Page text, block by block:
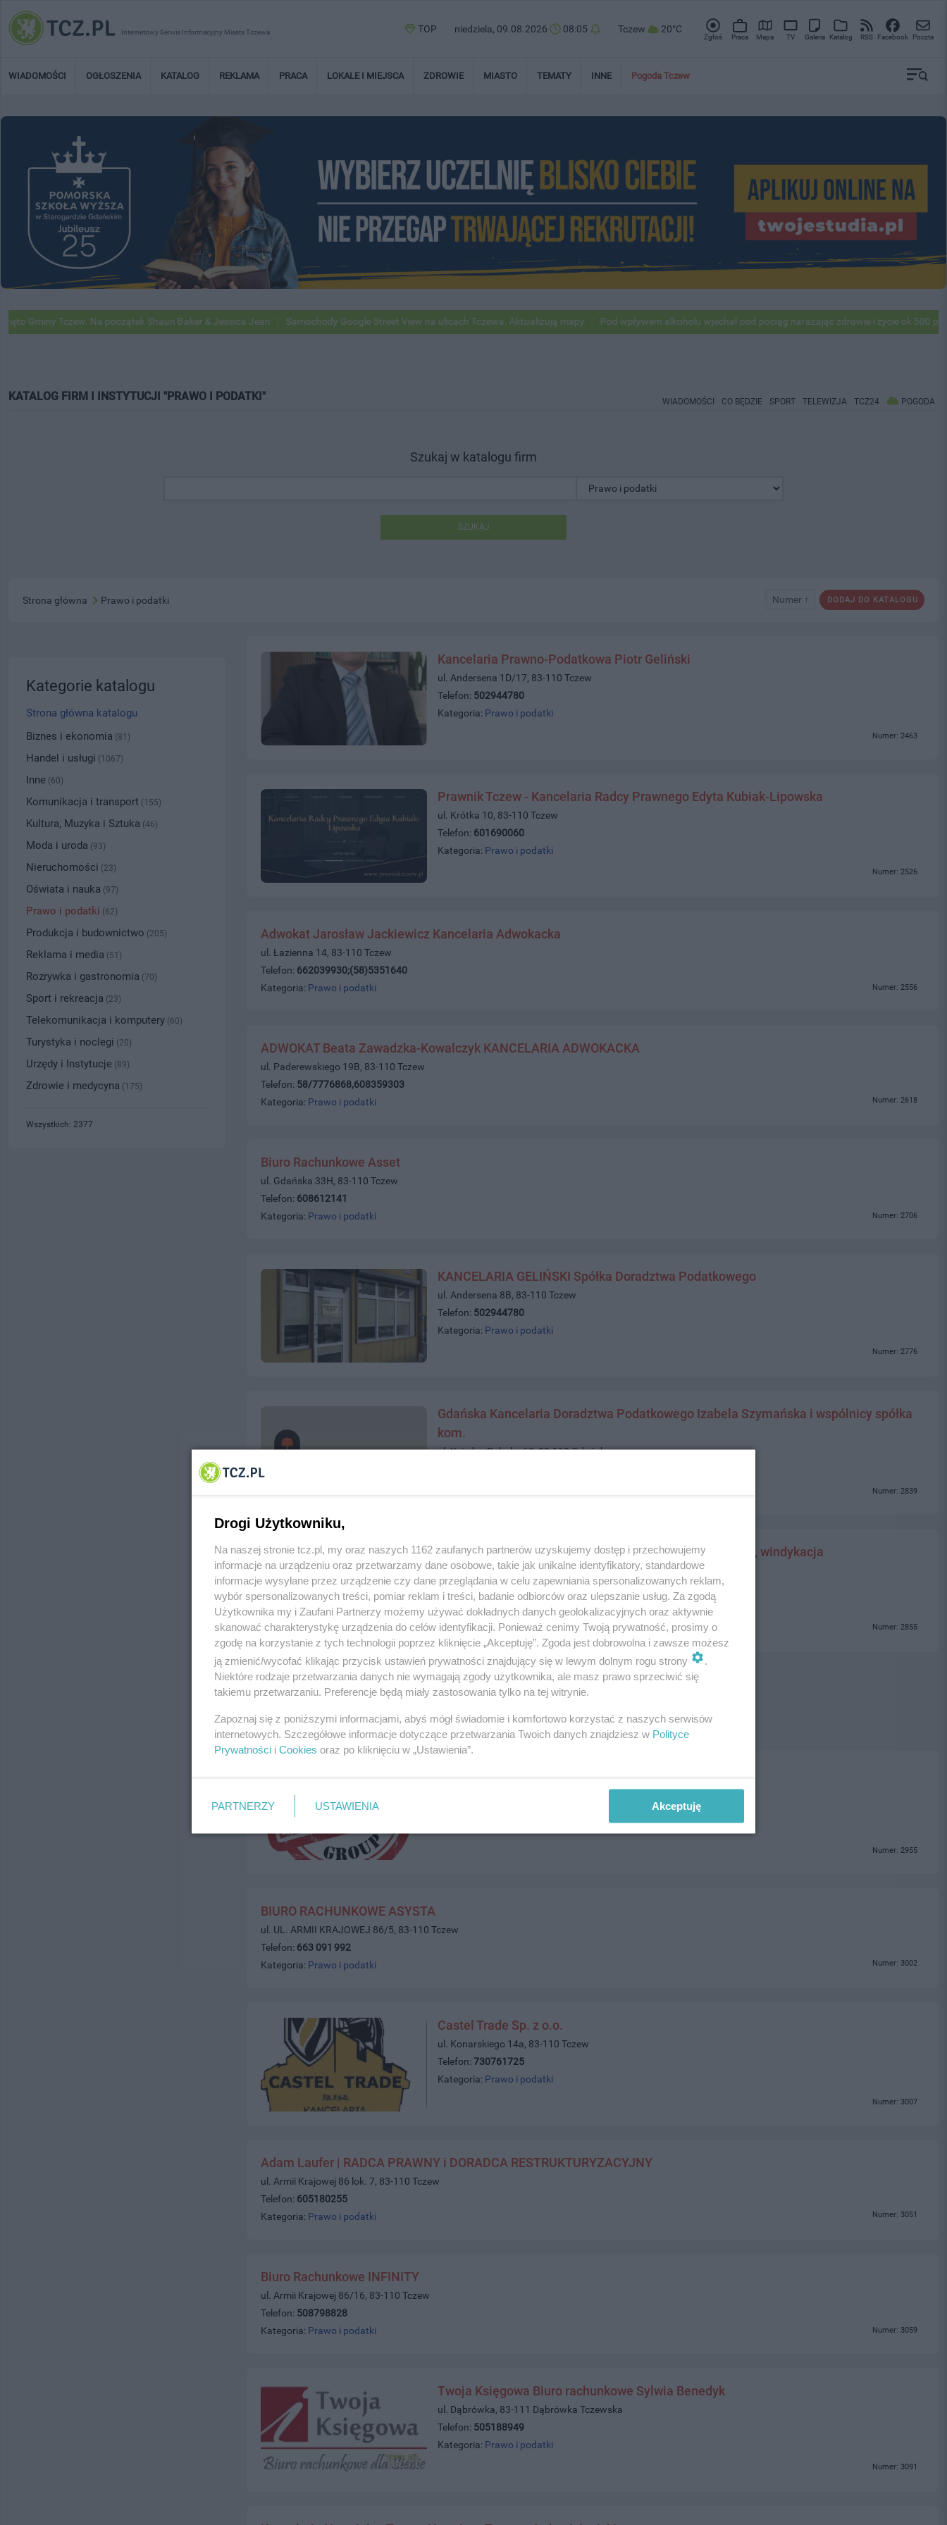
Internetowy Serwis Informacyjny Miasta Tczewa TOP niedziela, 09.08.2026 08:05 Tczew 20°C
Zgłoś Praca Mapa TV Galeria Katalog RSS Facebook Poczta
WIADOMOŚCI OGŁOSZENIA KATALOG REKLAMA PRACA LOKALE I MIEJSCA ZDROWIE MIASTO TEMATY INNE Pogoda Tczew
Tczew. Na początek Shaun Baker & Jessica Jean Samochody Google Street View na ulicach Tczewa. Aktualizują mapy Pod wpływem alkoholu wjechał pod pociąg narażając zdrowie i życie ok 500
KATALOG FIRM I INSTYTUCJI "PRAWO I PODATKI" WIADOMOŚCI CO BĘDZIE SPORT TELEWIZJA TCZ24 POGODA
Szukaj w katalogu firm
SZUKAJ
DODAJ DO KATALOGU
Numer ↑
Strona główna Prawo i podatki
Kancelaria Prawno-Podatkowa Piotr Geliński
ul. Andersena 1D/17, 83-110 Tczew
Telefon: 502944780
Kategoria: Prawo i podatki
Numer: 2463
Prawnik Tczew - Kancelaria Radcy Prawnego Edyta Kubiak-Lipowska
ul. Krótka 10, 83-110 Tczew
Telefon: 601690060
Kategoria: Prawo i podatki
Numer: 2526
Adwokat Jarosław Jackiewicz Kancelaria Adwokacka
ul. Łazienna 14, 83-110 Tczew
Telefon: 662039930;(58)5351640
Kategoria: Prawo i podatki Numer: 2556
ADWOKAT Beata Zawadzka-Kowalczyk KANCELARIA ADWOKACKA
ul. Paderewskiego 19B, 83-110 Tczew
Telefon: 58/7776868,608359303
Kategoria: Prawo i podatki Numer: 2618
Biuro Rachunkowe Asset
ul. Gdańska 33H, 83-110 Tczew
Telefon: 608612141
Kategoria: Prawo i podatki Numer: 2706
KANCELARIA GELIŃSKI Spółka Doradztwa Podatkowego
ul. Andersena 8B, 83-110 Tczew
Telefon: 502944780
Kategoria: Prawo i podatki
Numer: 2776
Gdańska Kancelaria Doradztwa Podatkowego Izabela Szymańska i wspólnicy spółka
kom.
ul. Księdza Robaka 63, 83-119 Gdańsk
Numer: 2839
Obsługa prawna, zamówienia publiczne, odszkodowania, windykacja
ul. Gdańska 47, 83-110 Tczew
Telefon:724205323
Kategoria:Prawo i podatki
Numer: 2855
ul. Armii Krajowej 86, 83-110 Tczew, 83-110 Tczew
Numer: 2955
BIURO RACHUNKOWE ASYSTA
ul. UL. ARMII KRAJOWEJ 86/5, 83-110 Tczew
Telefon: 663 091 992
Kategoria: Prawo i podatki Numer: 3002
Castel Trade Sp. z o.o.
ul. Konarskiego 14a, 83-110 Tczew
Telefon:730761725
Kategoria: Prawo i podatki
Numer: 3007
Adam Laufer | RADCA PRAWNY i DORADCA RESTRUKTURYZACYJNY
ul. Armii Krajowej 86 lok. 7, 83-110 Tczew
Telefon: 605180255
Kategoria: Prawo i podatki Numer: 3051
Biuro Rachunkowe INFINITY
ul. Armii Krajowej 86/16, 83-110 Tczew
Telefon: 508798828
Kategoria: Prawo i podatki Numer: 3059
Twoja Księgowa Biuro rachunkowe Sylwia Benedyk
ul. Dąbrówka, 83-111 Dąbrówka Tczewska
Telefon: 505188949
Kategoria: Prawo i podatki
Numer: 3091
Kategorie katalogu
Strona główna katalogu
Biznes i ekonomia (81)
Handel i usługi (1067)
Inne (60)
Komunikacja i transport (155)
Kultura, Muzyka i Sztuka (46)
Moda i uroda (93)
Nieruchomości (23)
Oświata i nauka (97)
Prawo i podatki (62)
Produkcja i budownictwo (205)
Reklama i media (51)
Rozrywka i gastronomia (70)
Sport i rekreacja (23)
Telekomunikacja i komputery (60)
Turystyka i noclegi (20)
Urzędy i Instytucje (89)
Zdrowie i medycyna (175)
Wszystkich: 2377
Drogi Użytkowniku,
Na naszej stronie tcz.pl, my oraz naszych 1162 zaufanych partnerów uzyskujemy dostęp i przechowujemy
informacje na urządzeniu oraz przetwarzamy dane osobowe, takie jak unikalne identyfikatory, standardowe
informacje wysyłane przez urządzenie czy dane przeglądania w celu zapewniania spersonalizowanych reklam,
wybór spersonalizowanych treści, pomiar reklam i treści, badanie odbiorców oraz ulepszanie usług. Za zgodą
Użytkownika my i Zaufani Partnerzy możemy używać dokładnych danych geolokalizacyjnych oraz aktywnie
skanować charakterystykę urządzenia do celów identyfikacji. Ponieważ cenimy Twoją prywatność, prosimy o
zgodę na korzystanie z tych technologii poprzez kliknięcie „Akceptuję”. Zgoda jest dobrowolna i zawsze możesz
ją zmienić/wycofać klikając przycisk ustawień prywatności znajdujący się w lewym dolnym rogu strony
.
Niektóre rodzaje przetwarzania danych nie wymagają zgody użytkownika, ale masz prawo sprzeciwić się
takiemu przetwarzaniu. Preferencje będą miały zastosowania tylko na tej witrynie.
Zapoznaj się z poniższymi informacjami, abyś mógł świadomie i komfortowo korzystać z naszych serwisów
internetowych. Szczegółowe informacje dotyczące przetwarzania Twoich danych znajdziesz w Polityce
Prywatności i Cookies oraz po kliknięciu w „Ustawienia”.
PARTNERZY USTAWIENIA Akceptuję